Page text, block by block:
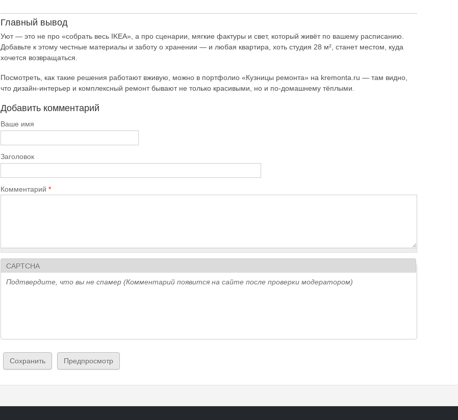
Главный вывод
Уют — это не про «собрать весь IKEA», а про сценарии, мягкие фактуры и свет, который живёт по вашему расписанию.
Добавьте к этому честные материалы и заботу о хранении — и любая квартира, хоть студия 28 м², станет местом, куда
хочется возвращаться.
Посмотреть, как такие решения работают вживую, можно в портфолио «Кузницы ремонта» на kremonta.ru — там видно,
что дизайн-интерьер и комплексный ремонт бывают не только красивыми, но и по-домашнему тёплыми.
Добавить комментарий
Ваше имя
Заголовок
Комментарий*
CAPTCHA
Подтвердите, что вы не спамер (Комментарий появится на сайте после проверки модератором)